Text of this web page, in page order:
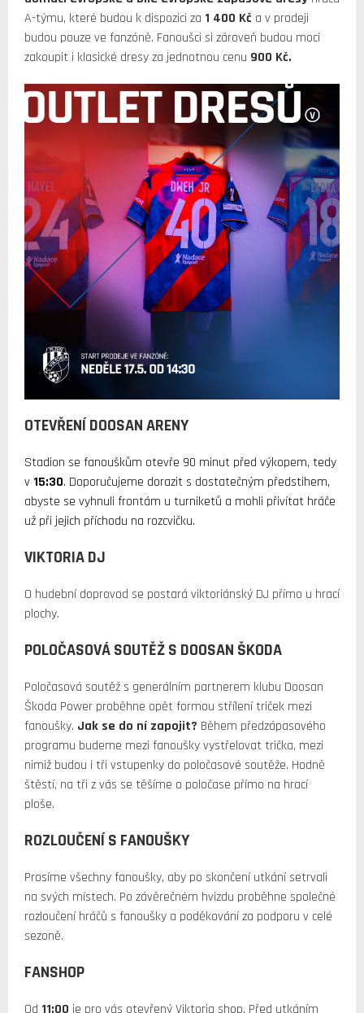
A-týmu, které budou k dispozici za 1 400 Kč a v prodeji
budou pouze ve fanzóně. Fanoušci si zároveň budou moci
zakoupit i klasické dresy za jednotnou cenu 900 Kč.
OTEVŘENÍ DOOSAN ARENY
Stadion se fanouškům otevře 90 minut před výkopem, tedy
v 15:30. Doporučujeme dorazit s dostatečným předstihem,
abyste se vyhnuli frontám u turniketů a mohli přivítat hráče
už při jejich příchodu na rozcvičku.
VIKTORIA DJ
O hudební doprovod se postará viktoriánský DJ přímo u hrací
plochy.
POLOČASOVÁ SOUTĚŽ S DOOSAN ŠKODA
Poločasová soutěž s generálním partnerem klubu Doosan
Škoda Power proběhne opět formou střílení triček mezi
fanoušky. Jak se do ní zapojit? Během předzápasového
programu budeme mezi fanoušky vystřelovat trička, mezi
nimiž budou i tři vstupenky do poločasové soutěže. Hodně
štěstí, na tři z vás se těšíme o poločase přímo na hrací
ploše.
ROZLOUČENÍ S FANOUŠKY
Prosíme všechny fanoušky, aby po skončení utkání setrvali
na svých místech. Po závěrečném hvizdu proběhne společné
rozloučení hráčů s fanoušky a poděkování za podporu v celé
sezoně.
FANSHOP
Od 11:00 je pro vás otevřený Viktoria shop. Před utkáním